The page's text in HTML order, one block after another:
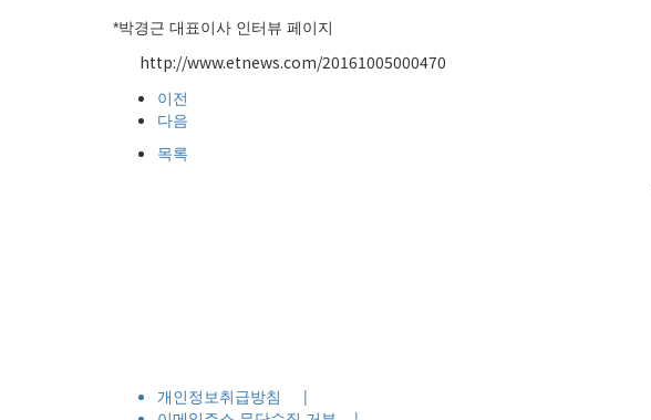
*박경근 대표이사 인터뷰 페이지
http://www.etnews.com/20161005000470
이전
다음
목록
개인정보취급방침 |